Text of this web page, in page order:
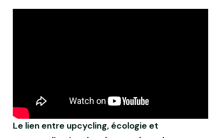
Le lien entre upcycling, écologie et